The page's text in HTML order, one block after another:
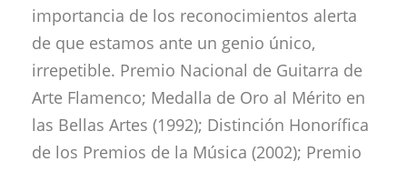
importancia de los reconocimientos alerta
de que estamos ante un genio único,
irrepetible. Premio Nacional de Guitarra de
Arte Flamenco; Medalla de Oro al Mérito en
las Bellas Artes (1992); Distinción Honorífica
de los Premios de la Música (2002); Premio